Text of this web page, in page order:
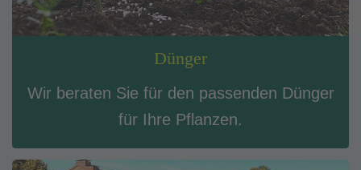
Dünger
Wir beraten Sie für den passenden Dünger
für Ihre Pflanzen.